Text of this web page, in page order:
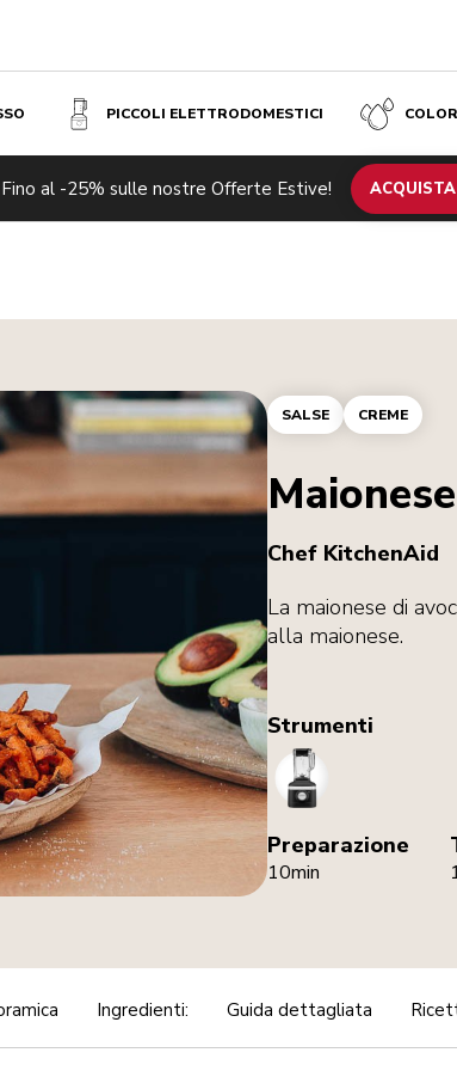
PICCOLI ELETTRODOMESTICI
Fino al -25% sulle nostre Offerte Estive!
SALSE CREME
Chef KitchenAid
La maionese di
alla maionese.
Strumenti
Blender
Preparazione
10min
Ingredienti: Guida dettagliata